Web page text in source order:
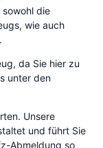
die
wie auch
da Sie hier zu
unter den
Unsere
und führt Sie
Abmeldung so